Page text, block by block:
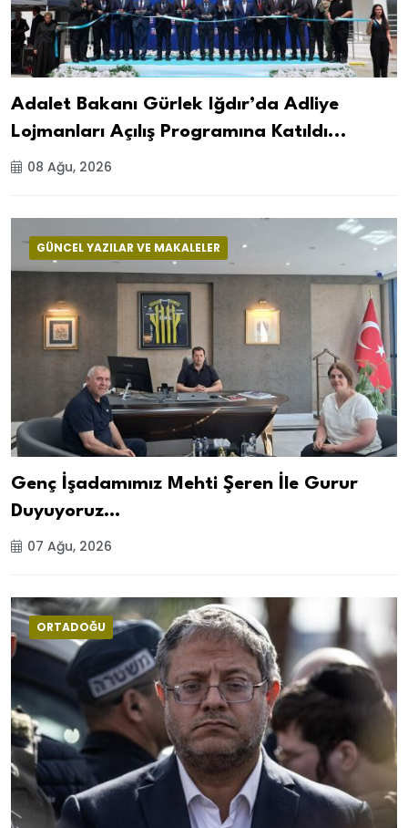
Adalet Bakanı Gürlek Iğdır’da Adliye
Lojmanları Açılış Programına Katıldı...
08 Ağu, 2026
GÜNCEL YAZILAR VE MAKALELER
Genç İşadamımız Mehti Şeren İle Gurur
Duyuyoruz…
07 Ağu, 2026
ORTADOĞU